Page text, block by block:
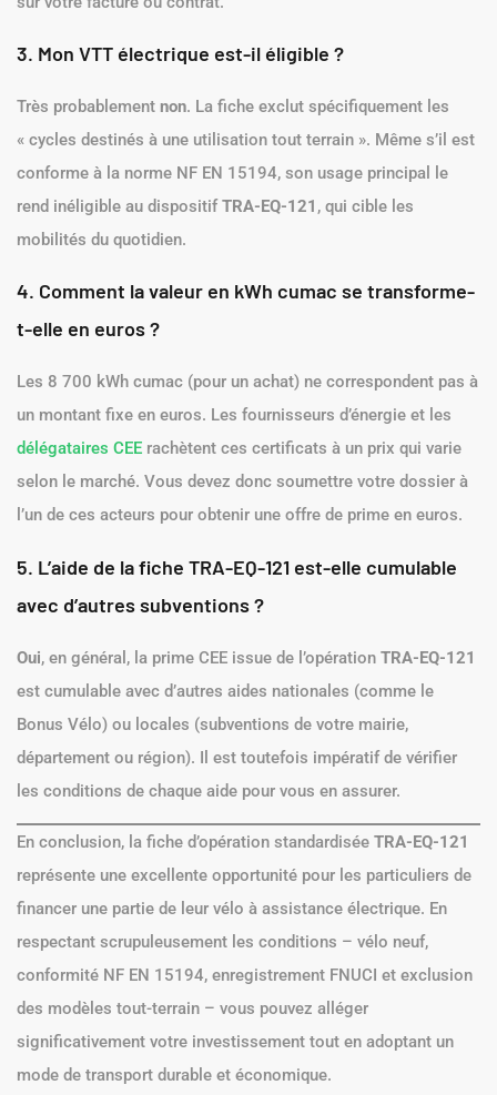
3. Mon VTT électrique est-il éligible ?
Très probablement non. La fiche exclut spécifiquement les
« cycles destinés à une utilisation tout terrain ». Même s’il est
conforme à la norme NF EN 15194, son usage principal le
rend inéligible au dispositifTRA-EQ-121 , qui cible les
mobilités du quotidien.
4. Comment la valeur en kWh cumac se transforme-
t-elle en euros ?
Les 8 700 kWh cumac (pour un achat) ne correspondent pas à
un montant fixe en euros. Les fournisseurs d’énergie et les
délégataires CEE rachètent ces certificats à un prix qui varie
selon le marché. Vous devez donc soumettre votre dossier à
l’un de ces acteurs pour obtenir une offre de prime en euros.
5. L’aide de la fiche TRA-EQ-121 est-elle cumulable
avec d’autres subventions ?
Oui, en général, la prime CEE issue de l’opération TRA-EQ-121
est cumulable avec d’autres aides nationales (comme le
Bonus Vélo) ou locales (subventions de votre mairie,
département ou région). Il est toutefois impératif de vérifier
les conditions de chaque aide pour vous en assurer.
En conclusion, la fiche d’opération standardisée TRA-EQ-121
représente une excellente opportunité pour les particuliers de
financer une partie de leur vélo à assistance électrique. En
respectant scrupuleusement les conditions – vélo neuf,
conformité NF EN 15194, enregistrement FNUCI et exclusion
des modèles tout-terrain – vous pouvez alléger
significativement votre investissement tout en adoptant un
mode de transport durable et économique.